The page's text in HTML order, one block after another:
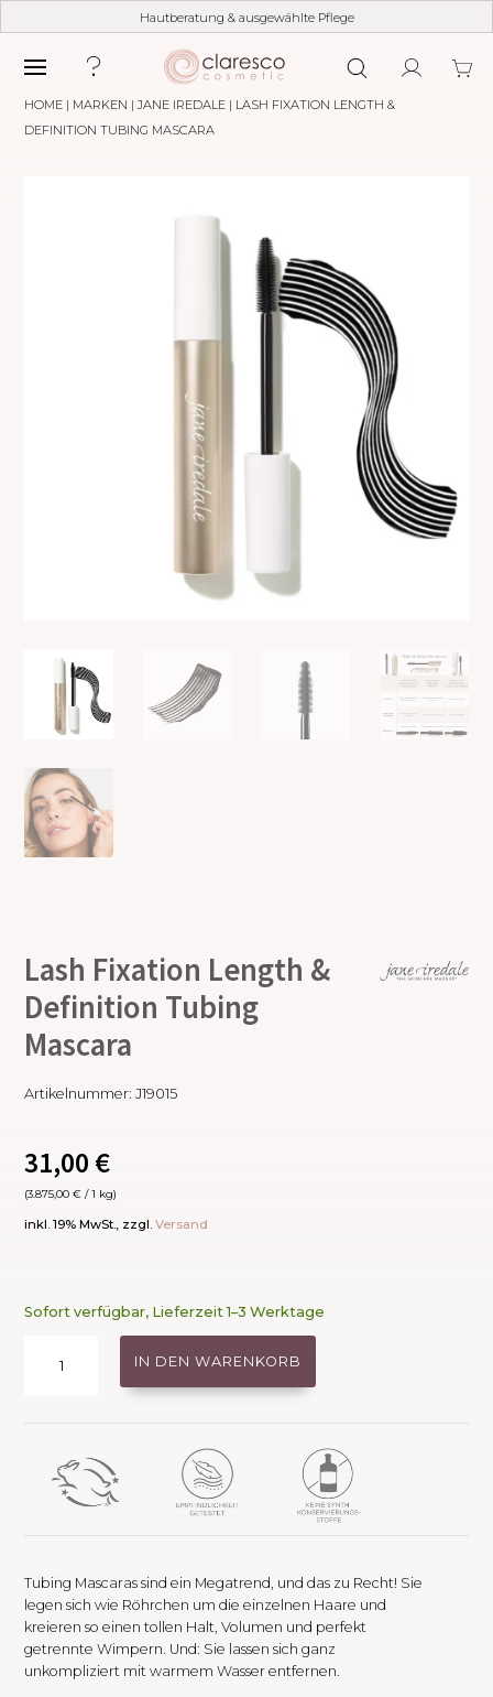
Hautberatung & ausgewählte Pflege
HOME | MARKEN |JANE IREDALE | LASH FIXATION LENGTH &
DEFINITION TUBING MASCARA
Lash Fixation Length &
Definition Tubing
Mascara
Artikelnummer:J19015
31,00 €
(3.875,00€ / 1 kg)
inkl. 19% MwSt., zzgl.Versand
Sofort verfügbar, Lieferzeit 1–3 Werktage
Fixation
&
Tubing
Mascara
IN DEN WARENKORB
Tubing Mascaras sind ein Megatrend, und das zu Recht! Sie
legen sich wie Röhrchen um die einzelnen Haare und
kreieren so einen tollen Halt, Volumen und perfekt
getrennte Wimpern. Und: Sie lassen sich ganz
unkompliziert mit warmem Wasser entfernen.